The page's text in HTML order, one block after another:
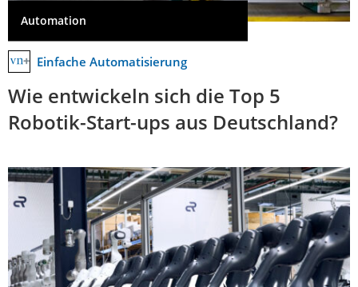
Automation
Einfache Automatisierung
Wie entwickeln sich die Top 5
Robotik-Start-ups aus Deutschland?